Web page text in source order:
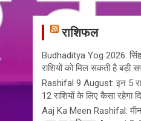
राशिफल
Budhaditya Yog 2026: सिंह
राशियों को मिल सकती है बड़ी
Rashifal 9 August: इन 5
12 राशियों के लिए कैसा रहेगा
Aaj Ka Meen Rashifal: मीन